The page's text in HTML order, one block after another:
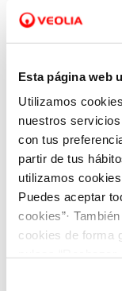
Esta página web
Utilizamos
nuestros
con tus
partir de tus
utilizamos
Puedes aceptar
cookies”·
cookies de forma
05 OCT 2020
para analizar
la zona al